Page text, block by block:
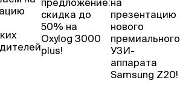
предложение:
скидка до
50% на
Oxylog 3000
plus!
на
презентацию
нового
премиального
УЗИ-
аппарата
Samsung Z20!